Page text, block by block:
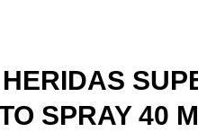
SPRAY 40